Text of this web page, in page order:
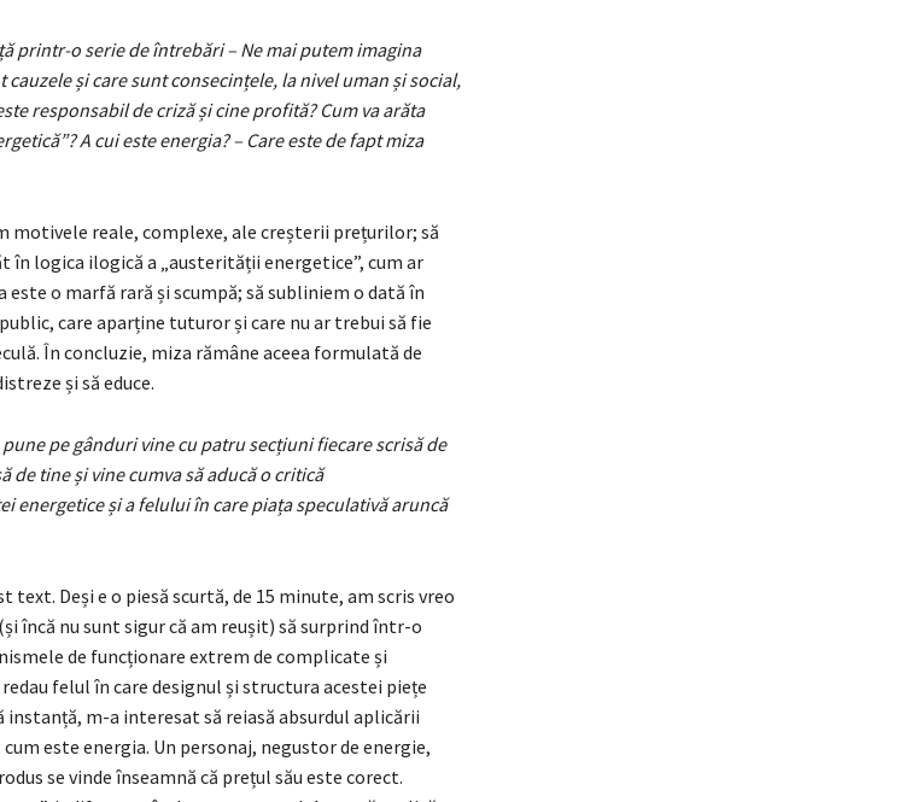
printr-o serie de întrebări – Ne mai putem imagina
cauzele și care sunt consecințele, la nivel uman și social,
responsabil de criză și cine profită? Cum va arăta
A cui este energia? – Care este de fapt miza
motivele reale, complexe, ale creșterii prețurilor; să
în logica ilogică a „austerității energetice”, cum ar
o marfă rară și scumpă; să subliniem o dată în
care aparține tuturor și care nu ar trebui să fie
În concluzie, miza rămâne aceea formulată de
și să educe.
pe gânduri vine cu patru secțiuni fiecare scrisă de
tine și vine cumva să aducă o critică
energetice și a felului în care piața speculativă aruncă
Deși e o piesă scurtă, de 15 minute, am scris vreo
încă nu sunt sigur că am reușit) să surprind într-o
de funcționare extrem de complicate și
felul în care designul și structura acestei piețe
m-a interesat să reiasă absurdul aplicării
este energia. Un personaj, negustor de energie,
se vinde înseamnă că prețul său este corect.